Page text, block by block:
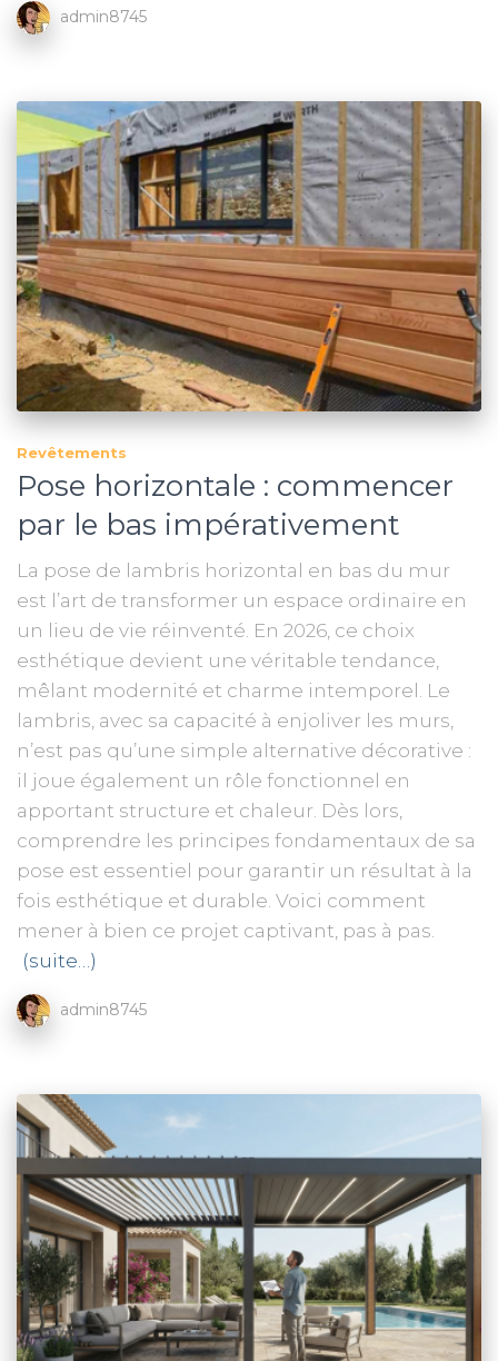
admin8745
Revêtements
Pose horizontale : commencer
par le bas impérativement
La pose de lambris horizontal en bas du mur
est l’art de transformer un espace ordinaire en
un lieu de vie réinventé. En 2026, ce choix
esthétique devient une véritable tendance,
mêlant modernité et charme intemporel. Le
lambris, avec sa capacité à enjoliver les murs,
n’est pas qu’une simple alternative décorative :
il joue également un rôle fonctionnel en
apportant structure et chaleur. Dès lors,
comprendre les principes fondamentaux de sa
pose est essentiel pour garantir un résultat à la
fois esthétique et durable. Voici comment
mener à bien ce projet captivant, pas à pas.
(suite…)
admin8745